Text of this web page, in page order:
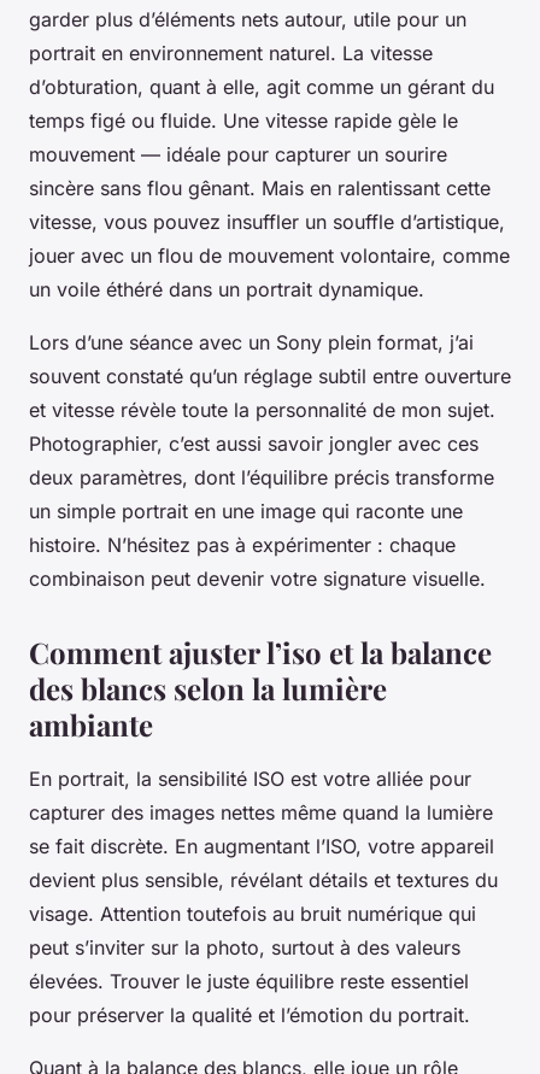
garder plus d’éléments nets autour, utile pour un
portrait en environnement naturel. La vitesse
d’obturation, quant à elle, agit comme un gérant du
temps figé ou fluide. Une vitesse rapide gèle le
mouvement — idéale pour capturer un sourire
sincère sans flou gênant. Mais en ralentissant cette
vitesse, vous pouvez insuffler un souffle d’artistique,
jouer avec un flou de mouvement volontaire, comme
un voile éthéré dans un portrait dynamique.
Lors d’une séance avec un Sony plein format, j’ai
souvent constaté qu’un réglage subtil entre ouverture
et vitesse révèle toute la personnalité de mon sujet.
Photographier, c’est aussi savoir jongler avec ces
deux paramètres, dont l’équilibre précis transforme
un simple portrait en une image qui raconte une
histoire. N’hésitez pas à expérimenter : chaque
combinaison peut devenir votre signature visuelle.
Comment ajuster l’iso et la balance
des blancs selon la lumière
ambiante
En portrait, la sensibilité ISO est votre alliée pour
capturer des images nettes même quand la lumière
se fait discrète. En augmentant l’ISO, votre appareil
devient plus sensible, révélant détails et textures du
visage. Attention toutefois au bruit numérique qui
peut s’inviter sur la photo, surtout à des valeurs
élevées. Trouver le juste équilibre reste essentiel
pour préserver la qualité et l’émotion du portrait.
Quant à la balance des blancs, elle joue un rôle